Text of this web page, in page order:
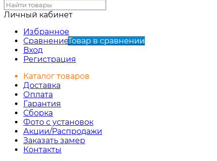
Личный кабинет
Избранное
СравнениеТовар в сравнении
Вход
Регистрация
Каталог товаров
Доставка
Оплата
Гарантия
Сборка
Фото с установок
Акции/Распродажи
Заказать замер
Контакты